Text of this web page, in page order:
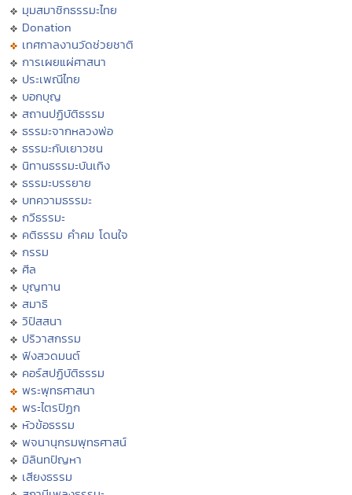
มุมสมาชิกธรรมะไทย
Donation
เทศกาลงานวัดช่วยชาติ
การเผยแผ่ศาสนา
ประเพณีไทย
บอกบุญ
สถานปฏิบัติธรรม
ธรรมะจากหลวงพ่อ
ธรรมะกับเยาวชน
นิทานธรรมะบันเทิง
ธรรมะบรรยาย
บทความธรรมะ
กวีธรรมะ
คติธรรม คำคม โดนใจ
กรรม
ศีล
บุญทาน
สมาธิ
วิปัสสนา
ปริวาสกรรม
ฟังสวดมนต์
คอร์สปฏิบัติธรรม
พระพุทธศาสนา
พระไตรปิฏก
หัวข้อธรรม
พจนานุกรมพุทธศาสน์
มิลินทปัญหา
เสียงธรรม